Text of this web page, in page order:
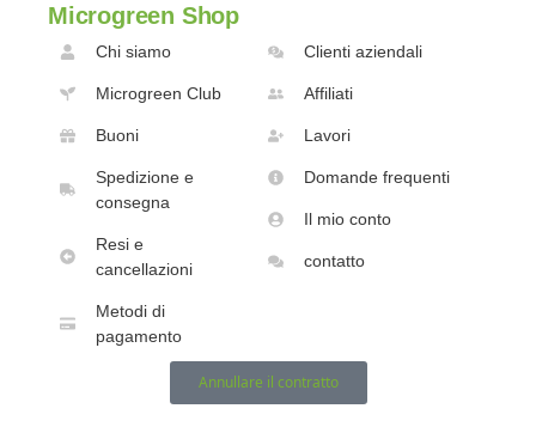
Microgreen Shop
Chi siamo
Microgreen Club
Buoni
Spedizione e
consegna
Resi e
cancellazioni
Metodi di
pagamento
Clienti aziendali
Affiliati
Lavori
Domande frequenti
Il mio conto
contatto
Annullare il contratto